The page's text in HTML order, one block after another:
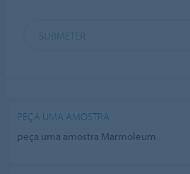
PEÇA UMA AMOSTRA
peça uma amostra Marmoleum